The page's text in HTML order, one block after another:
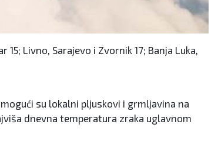
Livno, Sarajevo i Zvornik 17; Banja Luka,
su lokalni pljuskovi i grmljavina na
dnevna temperatura zraka uglavnom